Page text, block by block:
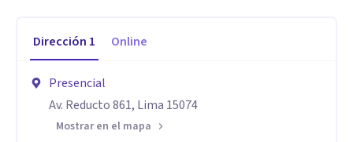
Revisa mi guía digital para calmar la mente en mi página
Dirección 1 Online
Presencial
Av. Reducto 861, Lima 15074
Mostrar en el mapa